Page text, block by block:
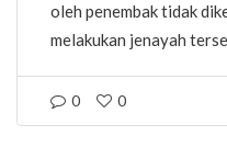
oleh penembak tidak
melakukan jenayah
0 0